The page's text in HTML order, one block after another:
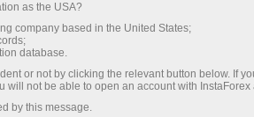
as the USA?
company based in the United States;
database.
or not by clicking the relevant button below. If
will not be able to open an account with InstaForex
by this message.